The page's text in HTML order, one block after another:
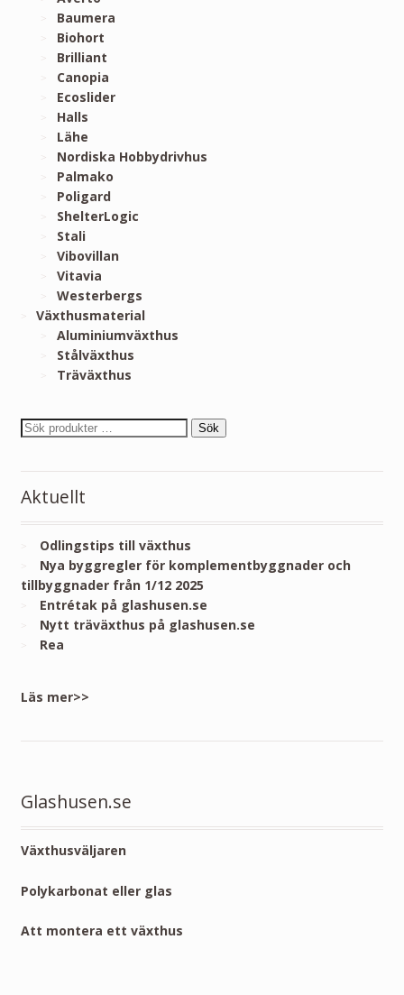
Baumera
Biohort
Brilliant
Canopia
Ecoslider
Halls
Lähe
Nordiska Hobbydrivhus
Palmako
Poligard
ShelterLogic
Stali
Vibovillan
Vitavia
Westerbergs
Växthusmaterial
Aluminiumväxthus
Stålväxthus
Träväxthus
Sök
Aktuellt
Odlingstips till växthus
Nya byggregler för komplementbyggnader och
tillbyggnader från 1/12 2025
Entrétak på glashusen.se
Nytt träväxthus på glashusen.se
Rea
Läs mer>>
Glashusen.se
Växthusväljaren
Polykarbonat eller glas
Att montera ett växthus